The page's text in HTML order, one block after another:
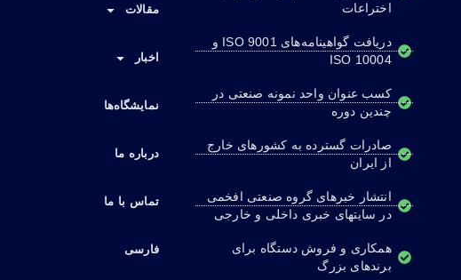
اختراعات
دریافت گواهینامه‌های ISO 9001 و
ISO 10004
کسب عنوان واحد نمونه صنعتی در
چندین دوره
صادرات گسترده به کشورهای خارج
از ایران
انتشار خبرهای گروه صنعتی افخمی
در سایتهای خبری داخلی و خارجی
همکاری و فروش دستگاه برای
برندهای بزرگ
مقالات
اخبار
نمایشگاه‌ها
درباره ما
تماس با ما
فارسی